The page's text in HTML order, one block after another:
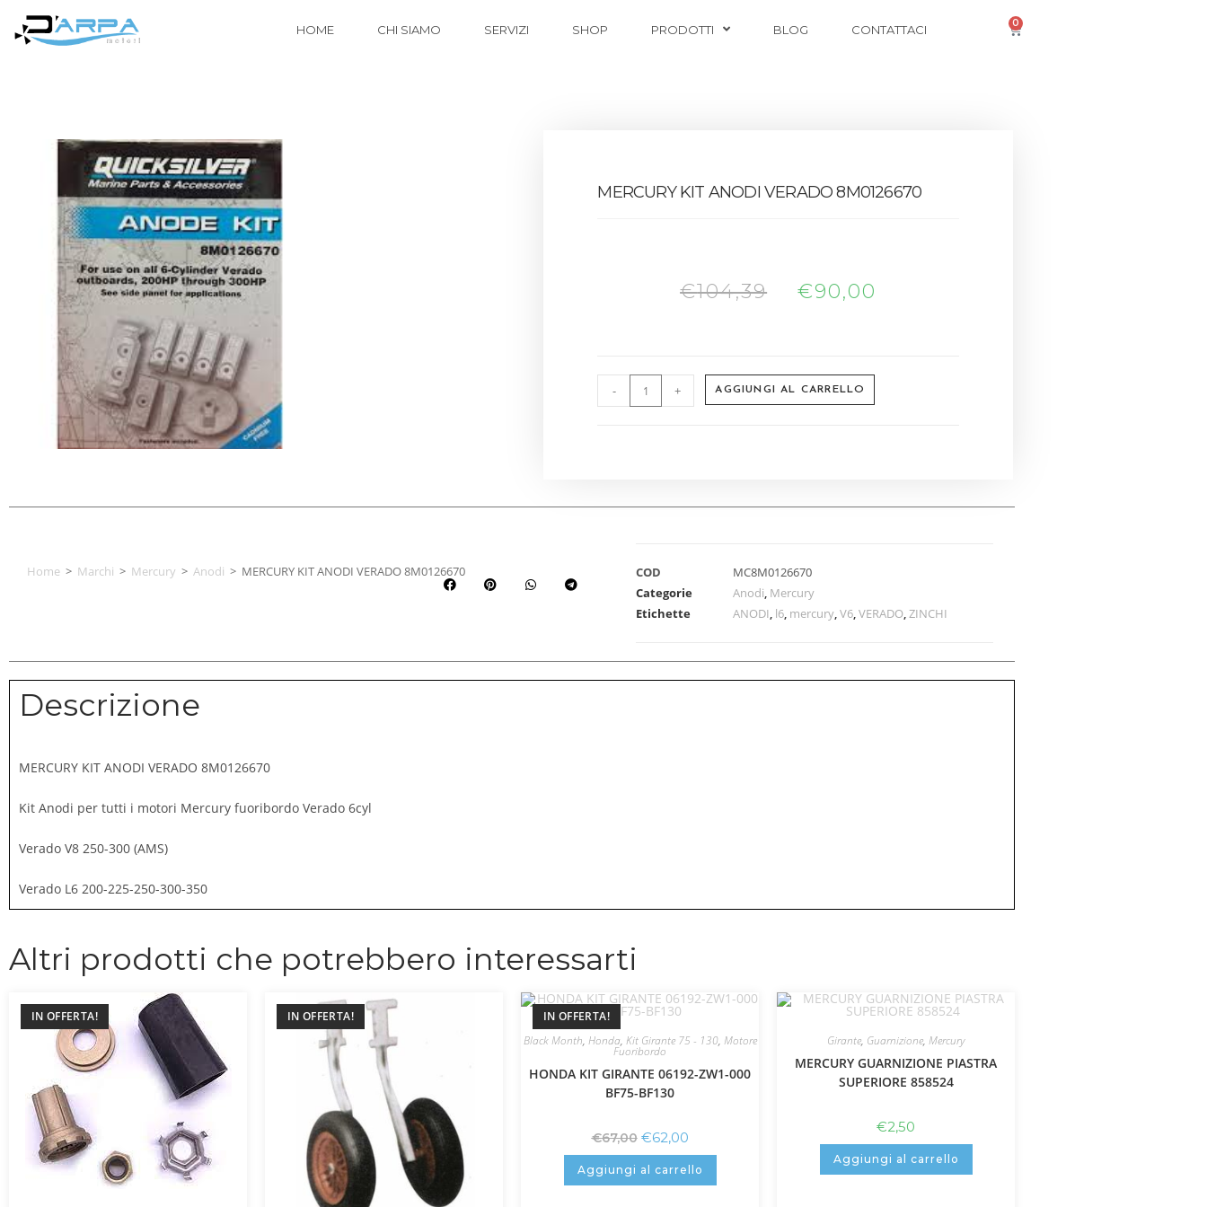
HOME CHI SIAMO SERVIZI SHOP PRODOTTI BLOG CONTATTACI 0
MERCURY KIT ANODI VERADO 8M0126670
€104,39 €90,00
- + AGGIUNGI AL CARRELLO
Home > Marchi > Mercury > Anodi > MERCURY KIT ANODI VERADO 8M0126670 COD
MC8M0126670
Categorie
Anodi, Mercury
Etichette
ANODI, l6, mercury,V6,VERADO,ZINCHI
Descrizione
MERCURY KIT ANODI VERADO 8M0126670
Kit Anodi per tutti i motori Mercury fuoribordo Verado 6cyl
Verado V8 250-300 (AMS)
Verado L6 200-225-250-300-350
Altri prodotti che potrebbero interessarti
IN OFFERTA! IN OFFERTA!
IN OFFERTA!
Black Month, Honda, Kit Girante 75 - 130, Motore
Fuoribordo
HONDA KIT GIRANTE 06192-ZW1-000
BF75-BF130
€67,00 €62,00
Aggiungi al carrello
Girante, Guarnizione, Mercury
MERCURY GUARNIZIONE PIASTRA
SUPERIORE 858524
€2,50
Aggiungi al carrello